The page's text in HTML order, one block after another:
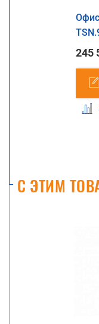
245
С ЭТИМ